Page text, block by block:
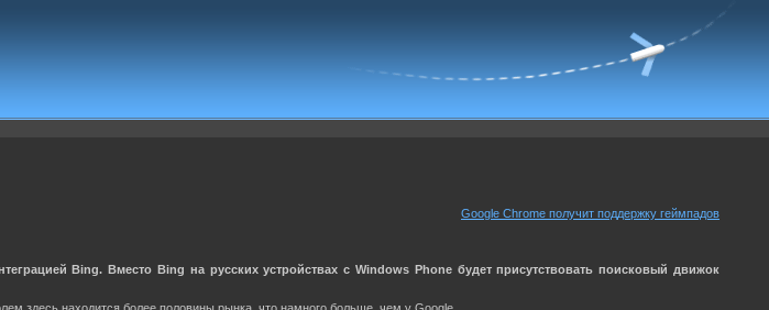
Google Chrome получит поддержку геймпадов
Bing. Вместо Bing на русских устройствах с Windows Phone будет присутствовать поисковый движок